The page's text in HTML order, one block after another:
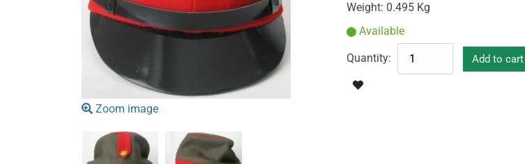
Zoom image
Weight: 0.495 Kg
Available
Quantity: